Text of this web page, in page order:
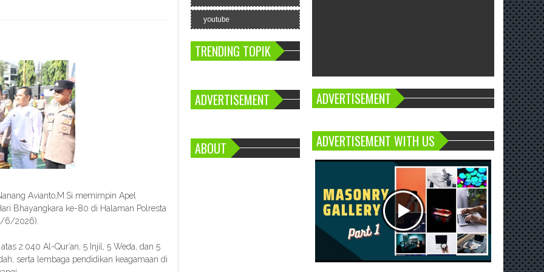
Avianto,M.Si memimpin Apel
Bhayangkara ke-80 di Halaman Polresta
6/2026).
2.040 Al-Qur’an, 5 Injil, 5 Weda, dan 5
serta lembaga pendidikan keagamaan di
youtube
TRENDING TOPIK
ADVERTISEMENT
ABOUT
ADVERTISEMENT
ADVERTISEMENT WITH US